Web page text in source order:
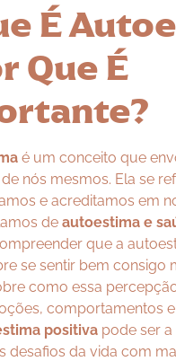
É
Que É
é um conceito que
nós mesmos. Ela se
e acreditamos em
de autoestima e
que a
se sentir bem consigo
como essa
comportamentos
positiva pode ser
desafios da vida com